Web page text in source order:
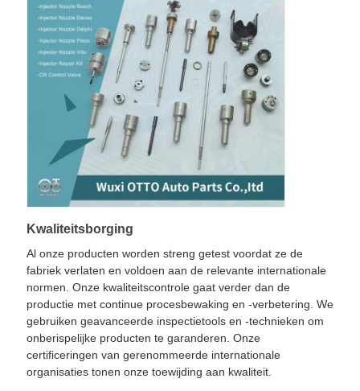
Kwaliteitsborging
Al onze producten worden streng getest voordat ze de
fabriek verlaten en voldoen aan de relevante internationale
normen. Onze kwaliteitscontrole gaat verder dan de
productie met continue procesbewaking en -verbetering. We
gebruiken geavanceerde inspectietools en -technieken om
onberispelijke producten te garanderen. Onze
certificeringen van gerenommeerde internationale
organisaties tonen onze toewijding aan kwaliteit.